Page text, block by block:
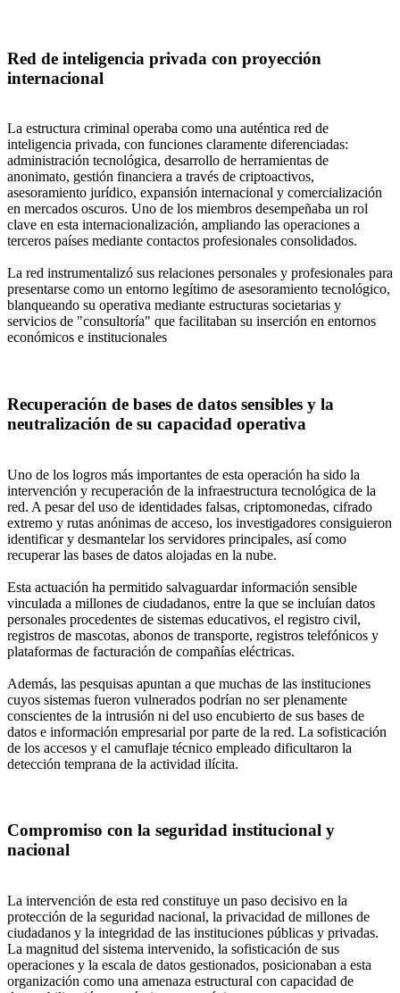
Red de inteligencia privada con proyección
internacional
La estructura criminal operaba como una auténtica red de
inteligencia privada, con funciones claramente diferenciadas:
administración tecnológica, desarrollo de herramientas de
anonimato, gestión financiera a través de criptoactivos,
asesoramiento jurídico, expansión internacional y comercialización
en mercados oscuros. Uno de los miembros desempeñaba un rol
clave en esta internacionalización, ampliando las operaciones a
terceros países mediante contactos profesionales consolidados.
La red instrumentalizó sus relaciones personales y profesionales para
presentarse como un entorno legítimo de asesoramiento tecnológico,
blanqueando su operativa mediante estructuras societarias y
servicios de "consultoría" que facilitaban su inserción en entornos
económicos e institucionales
Recuperación de bases de datos sensibles y la
neutralización de su capacidad operativa
Uno de los logros más importantes de esta operación ha sido la
intervención y recuperación de la infraestructura tecnológica de la
red. A pesar del uso de identidades falsas, criptomonedas, cifrado
extremo y rutas anónimas de acceso, los investigadores consiguieron
identificar y desmantelar los servidores principales, así como
recuperar las bases de datos alojadas en la nube.
Esta actuación ha permitido salvaguardar información sensible
vinculada a millones de ciudadanos, entre la que se incluían datos
personales procedentes de sistemas educativos, el registro civil,
registros de mascotas, abonos de transporte, registros telefónicos y
plataformas de facturación de compañías eléctricas.
Además, las pesquisas apuntan a que muchas de las instituciones
cuyos sistemas fueron vulnerados podrían no ser plenamente
conscientes de la intrusión ni del uso encubierto de sus bases de
datos e información empresarial por parte de la red. La sofisticación
de los accesos y el camuflaje técnico empleado dificultaron la
detección temprana de la actividad ilícita.
Compromiso con la seguridad institucional y
nacional
La intervención de esta red constituye un paso decisivo en la
protección de la seguridad nacional, la privacidad de millones de
ciudadanos y la integridad de las instituciones públicas y privadas.
La magnitud del sistema intervenido, la sofisticación de sus
operaciones y la escala de datos gestionados, posicionaban a esta
organización como una amenaza estructural con capacidad de